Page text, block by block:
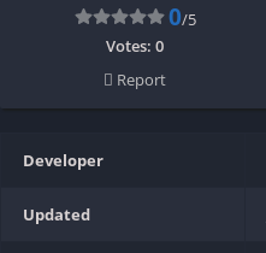
0/5
Votes: 0
Report
Developer
Updated